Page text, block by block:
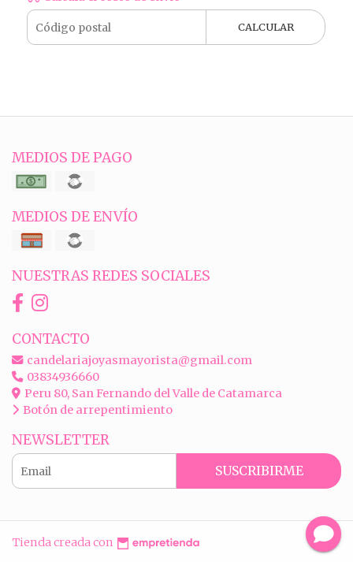
CALCULAR
MEDIOS DE PAGO
MEDIOS DE ENVÍO
NUESTRAS REDES SOCIALES
CONTACTO
candelariajoyasmayorista@gmail.com
03834936660
Peru 80, San Fernando del Valle de Catamarca
Botón de arrepentimiento
NEWSLETTER
SUSCRIBIRME
Tienda creada con